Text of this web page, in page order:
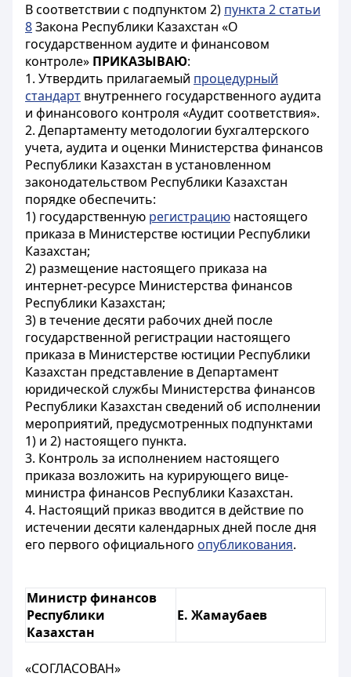
В соответствии с подпунктом 2) пункта 2 статьи
8Закона Республики Казахстан «О
государственном аудите и финансовом
контроле» ПРИКАЗЫВАЮ:
1. Утвердить прилагаемый процедурный
стандарт внутреннего государственного аудита
и финансового контроля «Аудит соответствия».
2. Департаменту методологии бухгалтерского
учета, аудита и оценки Министерства финансов
Республики Казахстан в установленном
законодательством Республики Казахстан
порядке обеспечить:
1) государственную регистрацию настоящего
приказа в Министерстве юстиции Республики
Казахстан;
2) размещение настоящего приказа на
интернет-ресурсе Министерства финансов
Республики Казахстан;
3) в течение десяти рабочих дней после
государственной регистрации настоящего
приказа в Министерстве юстиции Республики
Казахстан представление в Департамент
юридической службы Министерства финансов
Республики Казахстан сведений об исполнении
мероприятий, предусмотренных подпунктами
1) и 2) настоящего пункта.
3. Контроль за исполнением настоящего
приказа возложить на курирующего вице-
министра финансов Республики Казахстан.
4. Настоящий приказ вводится в действие по
истечении десяти календарных дней после дня
его первого официального опубликования.
Министр финансов
Республики
Казахстан
Е. Жамаубаев
«СОГЛАСОВАН»